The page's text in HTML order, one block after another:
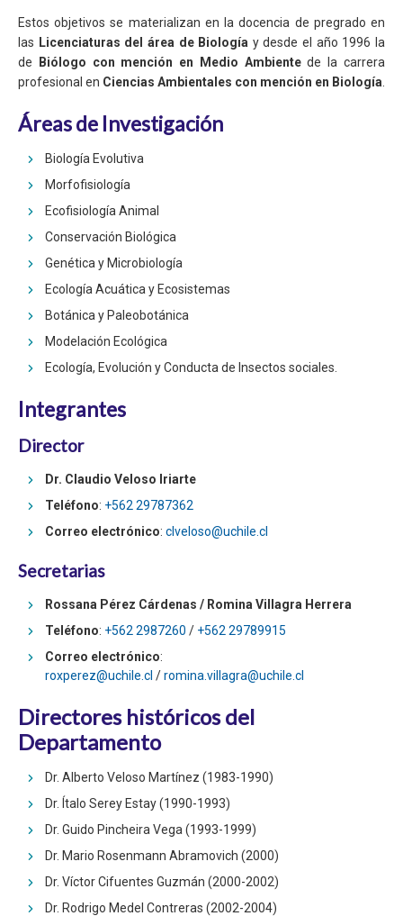
Estos objetivos se materializan en la docencia de pregrado en
las Licenciaturas del área de Biología y desde el año 1996 la
de Biólogo con mención en Medio Ambientede la carrera
profesional en Ciencias Ambientales con mención en Biología
Áreas de Investigación
Biología Evolutiva
Morfofisiología
Ecofisiología Animal
Conservación Biológica
Genética y Microbiología
Ecología Acuática y Ecosistemas
Botánica y Paleobotánica
Modelación Ecológica
Ecología, Evolución y Conducta de Insectos sociales.
Integrantes
Director
Dr. Claudio Veloso Iriarte
Teléfono: +562 29787362
Correo electrónico: clveloso@uchile.cl
Secretarias
Rossana Pérez Cárdenas / Romina Villagra Herrera
Teléfono: +562 2987260 / +562 29789915
Correo electrónico:
roxperez@uchile.cl /romina.villagra@uchile.cl
Directores históricos del
Departamento
Dr. Alberto Veloso Martínez (1983-1990)
Dr. Ítalo Serey Estay (1990-1993)
Dr. Guido Pincheira Vega (1993-1999)
Dr. Mario Rosenmann Abramovich (2000)
Dr. Víctor Cifuentes Guzmán (2000-2002)
Dr. Rodrigo Medel Contreras (2002-2004)